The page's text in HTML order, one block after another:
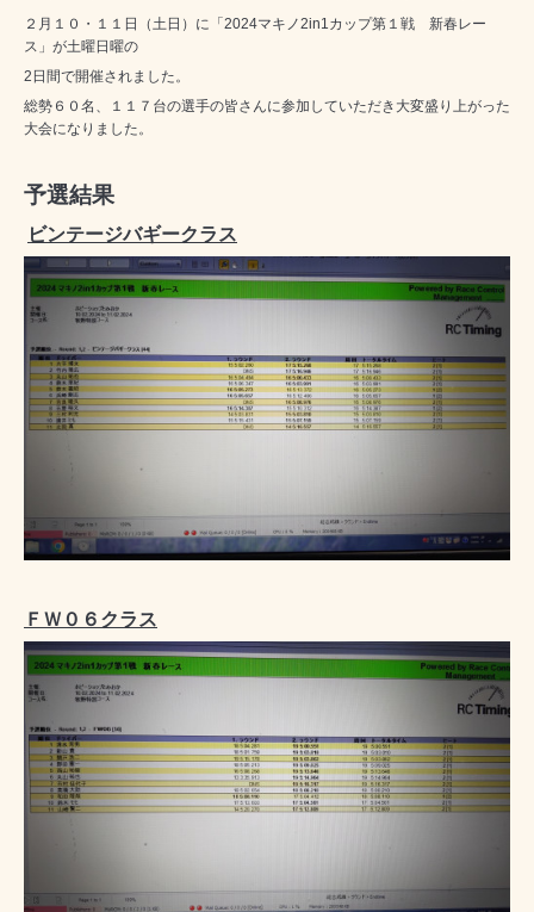
２月１０・１１日（土日）に「2024マキノ2in1カップ第１戦 新春レー
ス」が土曜日曜の
2日間で開催されました。
総勢６０名、１１７台の選手の皆さんに参加していただき大変盛り上がった
大会になりました。
予選結果
ビンテージバギークラス
ＦＷ０６クラス